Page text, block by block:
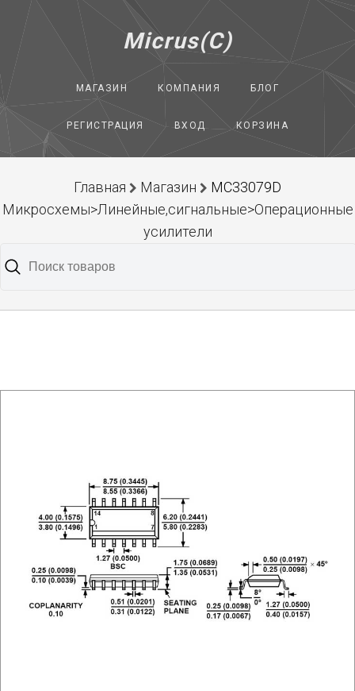
Micrus(C)
МАГАЗИН КОМПАНИЯ БЛОГ
РЕГИСТРАЦИЯ ВХОД КОРЗИНА
Главная Магазин
MC33079D
Микросхемы>Линейные,сигнальные>Операционные
усилители